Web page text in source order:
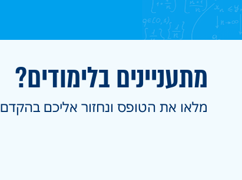
מתעניינים בלימודים?
מלאו את הטופס ונחזור אליכם בהקדם